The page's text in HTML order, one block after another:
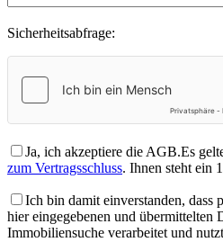
Sicherheitsabfrage:
Ja, ich akzeptiere die AGB.Es
zum Vertragsschluss. Ihnen steht ein
Ich bin damit einverstanden,
hier eingegebenen und übermittelten
Immobiliensuche verarbeitet und